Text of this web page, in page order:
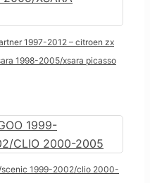
1997-2012 – citroen zx
1998-2005/xsara picasso
1999-2002/clio 2000-